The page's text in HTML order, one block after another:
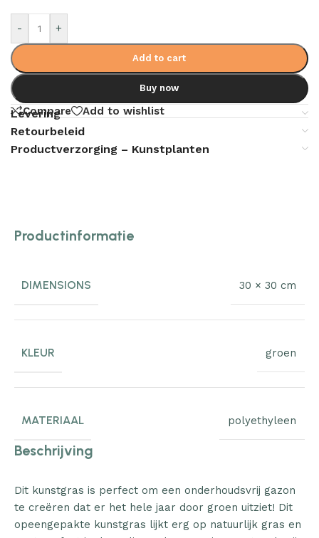
- +
Add to cart
Buy now
Compare Add to wishlist
Levering
Retourbeleid
Productverzorging – Kunstplanten
Productinformatie
DIMENSIONS 30 × 30 cm
KLEUR groen
MATERIAAL polyethyleen
Beschrijving
Dit kunstgras is perfect om een onderhoudsvrij gazon
te creëren dat er het hele jaar door groen uitziet! Dit
opeengepakte kunstgras lijkt erg op natuurlijk gras en